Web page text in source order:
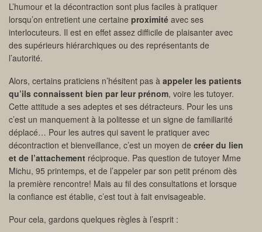
L’humour et la décontraction sont plus faciles à pratiquer
lorsqu’on entretient une certaine proximité avec ses
interlocuteurs. Il est en effet assez difficile de plaisanter avec
des supérieurs hiérarchiques ou des représentants de
l’autorité.
Alors, certains praticiens n’hésitent pas à appeler les patients
qu’ils connaissent bien par leur prénom, voire les tutoyer.
Cette attitude a ses adeptes et ses détracteurs. Pour les uns
c’est un manquement à la politesse et un signe de familiarité
déplacé… Pour les autres qui savent le pratiquer avec
décontraction et bienveillance, c’est un moyen de créer du lien
et de l’attachement réciproque. Pas question de tutoyer Mme
Michu, 95 printemps, et de l’appeler par son petit prénom dès
la première rencontre! Mais au fil des consultations et lorsque
la confiance est établie, c’est tout à fait envisageable.
Pour cela, gardons quelques règles à l’esprit :